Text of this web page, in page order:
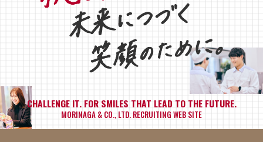
CHALLENGE IT. FOR SMILES THAT LEAD TO THE FUTURE.
MORINAGA & CO., LTD. RECRUITING WEB SITE